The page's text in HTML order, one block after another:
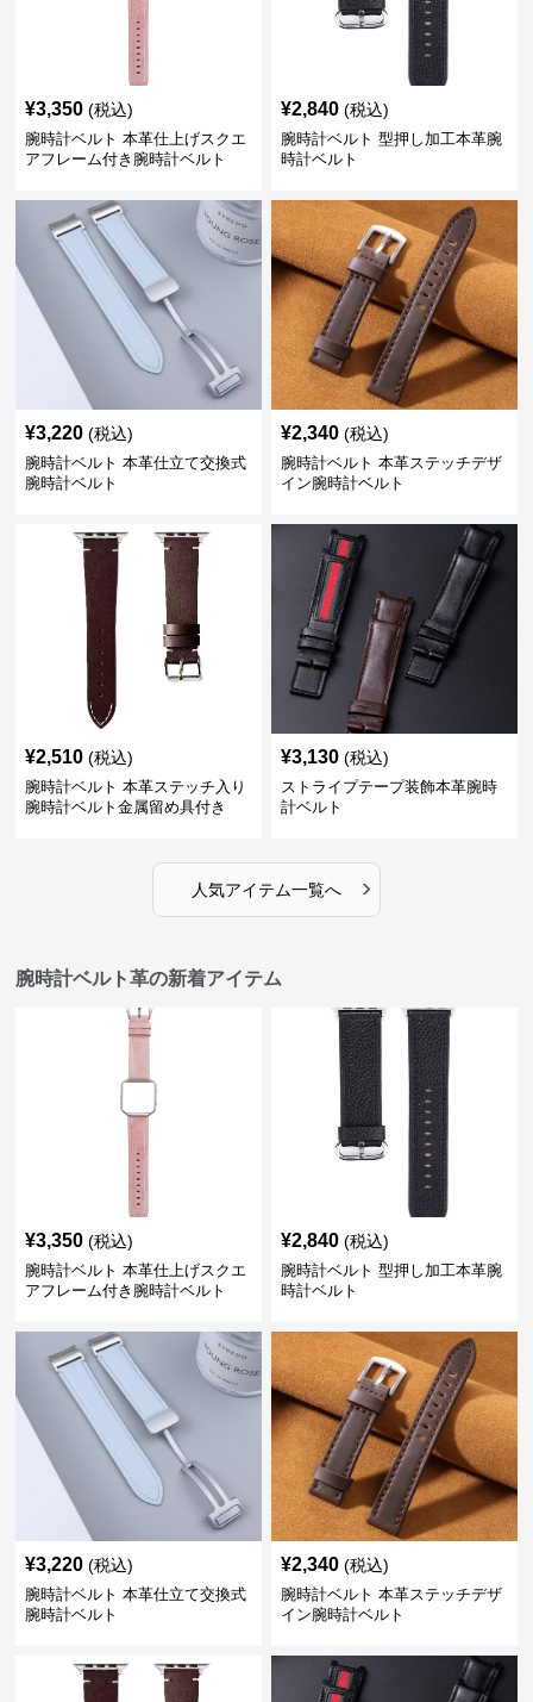
¥3,350 (税込)
腕時計ベルト 本革仕上げスクエ
アフレーム付き腕時計ベルト
¥2,840 (税込)
腕時計ベルト 型押し加工本革腕
時計ベルト
¥3,220 (税込)
腕時計ベルト 本革仕立て交換式
腕時計ベルト
¥2,340 (税込)
腕時計ベルト 本革ステッチデザ
イン腕時計ベルト
¥2,510 (税込)
腕時計ベルト 本革ステッチ入り
腕時計ベルト金属留め具付き
¥3,130 (税込)
ストライプテープ装飾本革腕時
計ベルト
人気アイテム一覧へ ›
腕時計ベルト革の新着アイテム
¥3,350 (税込)
腕時計ベルト 本革仕上げスクエ
アフレーム付き腕時計ベルト
¥2,840 (税込)
腕時計ベルト 型押し加工本革腕
時計ベルト
¥3,220 (税込)
腕時計ベルト 本革仕立て交換式
腕時計ベルト
¥2,340 (税込)
腕時計ベルト 本革ステッチデザ
イン腕時計ベルト